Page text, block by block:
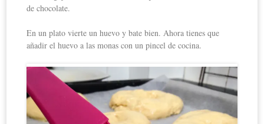
de chocolate.
En un plato vierte un huevo y bate bien. Ahora tienes que
añadir el huevo a las monas con un pincel de cocina.